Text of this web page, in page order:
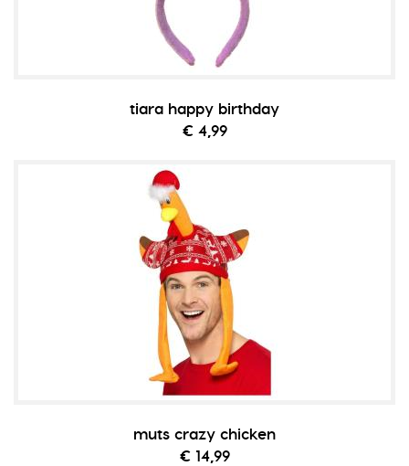
tiara happy birthday
€ 4,99
muts crazy chicken
€ 14,99